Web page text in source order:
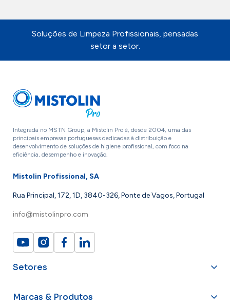
Soluções de Limpeza Profissionais, pensadas
setor a setor.
Integrada no MSTN Group, a Mistolin Pro é, desde 2004, uma das
principais empresas portuguesas dedicadas à distribuição e
desenvolvimento de soluções de higiene profissional, com foco na
eficiência, desempenho e inovação.
Mistolin Profissional, SA
Rua Principal, 172, 1D, 3840-326, Ponte de Vagos, Portugal
info@mistolinpro.com
Setores
Marcas & Produtos